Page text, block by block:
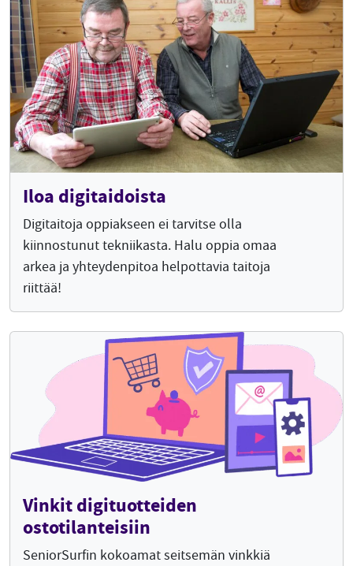
Iloa digitaidoista
Digitaitoja oppiakseen ei tarvitse olla
kiinnostunut tekniikasta. Halu oppia omaa
arkea ja yhteydenpitoa helpottavia taitoja
riittää!
Vinkit digituotteiden
ostotilanteisiin
SeniorSurfin kokoamat seitsemän vinkkiä